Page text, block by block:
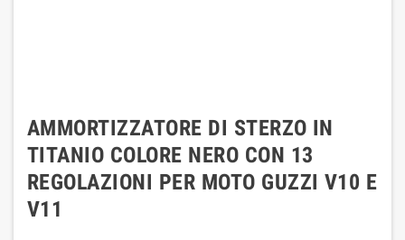
AMMORTIZZATORE DI STERZO IN
TITANIO COLORE NERO CON 13
REGOLAZIONI PER MOTO GUZZI V10 E
V11